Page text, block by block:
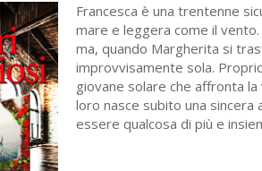
Francesca è una trentenne
mare e leggera come il
ma, quando Margherita si
improvvisamente sola.
giovane solare che affronta
loro nasce subito una
essere qualcosa di più e